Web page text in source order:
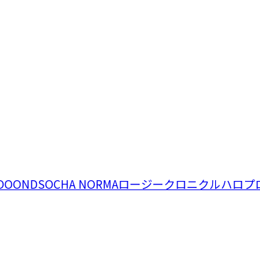
OCHA NORMAロージークロニクルハロプ